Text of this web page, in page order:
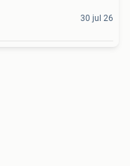
30 jul 26